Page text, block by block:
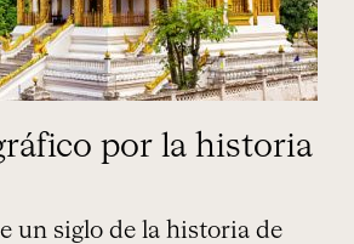
por la historia
un siglo de la historia de